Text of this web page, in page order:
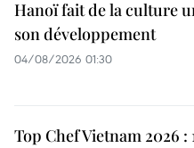
Hanoï fait de la culture
son développement
04/08/2026 01:30
Top Chef Vietnam 2026 :